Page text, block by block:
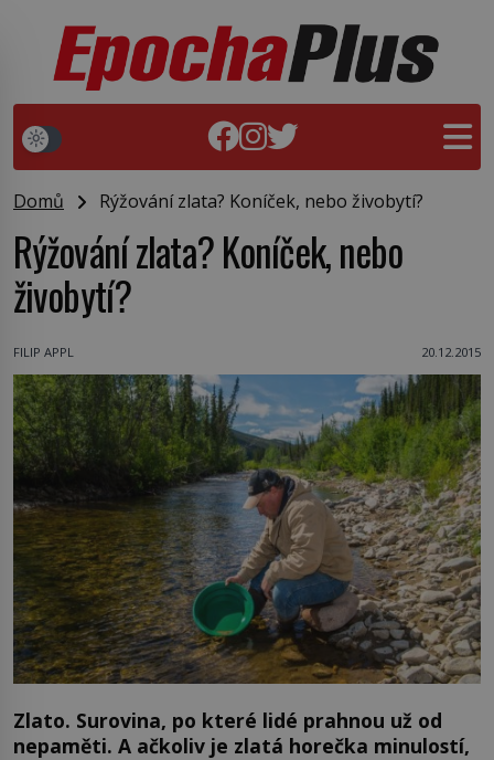
Domů Rýžování zlata? Koníček, nebo živobytí?
Rýžování zlata? Koníček, nebo
živobytí?
FILIP APPL 20.12.2015
Zlato. Surovina, po které lidé prahnou už od
nepaměti. A ačkoliv je zlatá horečka minulostí,